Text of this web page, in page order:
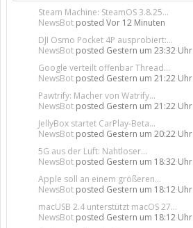
Steam Machine: SteamOS 3.8.25...
NewsBot posted Vor 12 Minuten
DJI Osmo Pocket 4P ausprobiert:...
NewsBot posted Gestern um 23:32 Uhr
Google verteilt offenbar Thread...
NewsBot posted Gestern um 21:22 Uhr
Pawtrify: Macher von Watrify...
NewsBot posted Gestern um 21:22 Uhr
JellyBox startet CarPlay-Beta...
NewsBot posted Gestern um 20:22 Uhr
5G aus der Luft: Nahtloser...
NewsBot posted Gestern um 18:32 Uhr
Apple soll an einem größeren...
NewsBot posted Gestern um 18:12 Uhr
macUSB 2.4 unterstützt macOS 27...
NewsBot posted Gestern um 18:12 Uhr